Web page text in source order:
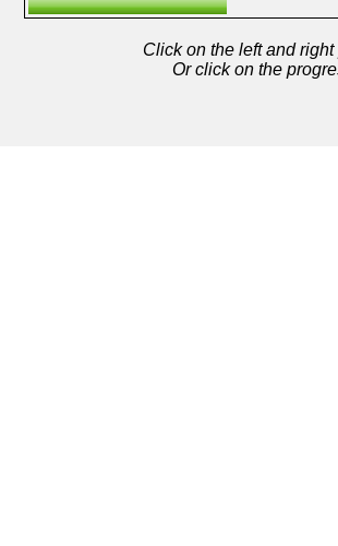
Click on the left and
Or click on the